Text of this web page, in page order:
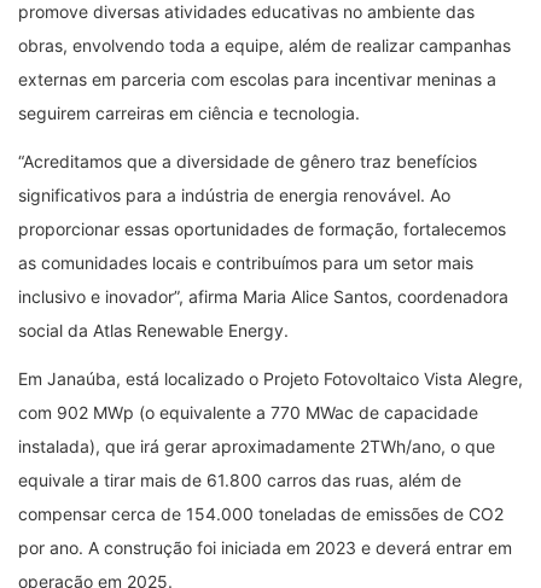
promove diversas atividades educativas no ambiente das
obras, envolvendo toda a equipe, além de realizar campanhas
externas em parceria com escolas para incentivar meninas a
seguirem carreiras em ciência e tecnologia.
“Acreditamos que a diversidade de gênero traz benefícios
significativos para a indústria de energia renovável. Ao
proporcionar essas oportunidades de formação, fortalecemos
as comunidades locais e contribuímos para um setor mais
inclusivo e inovador”, afirma Maria Alice Santos, coordenadora
social da Atlas Renewable Energy.
Em Janaúba, está localizado o Projeto Fotovoltaico Vista Alegre,
com 902 MWp (o equivalente a 770 MWac de capacidade
instalada), que irá gerar aproximadamente 2TWh/ano, o que
equivale a tirar mais de 61.800 carros das ruas, além de
compensar cerca de 154.000 toneladas de emissões de CO2
por ano. A construção foi iniciada em 2023 e deverá entrar em
operação em 2025.